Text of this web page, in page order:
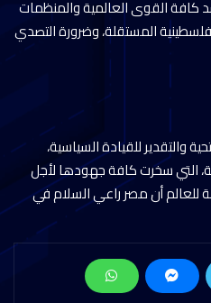
كافة القوى العالمية والمنظمات
المستقلة، وضرورة التصدي
والتقدير للقيادة السياسية،
التي سخرت كافة جهودها لأجل
للعالم أن مصر راعي السلام في